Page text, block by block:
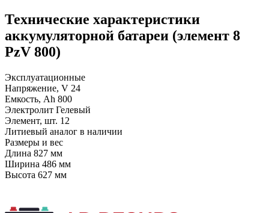
Технические характеристики
аккумуляторной батареи (элемент 8
PzV 800)
Эксплуатационные
Напряжение, V 24
Емкость, Ah 800
Электролит Гелевый
Элемент, шт. 12
Литиевый аналог в наличии
Размеры и вес
Длина 827 мм
Ширина 486 мм
Высота 627 мм